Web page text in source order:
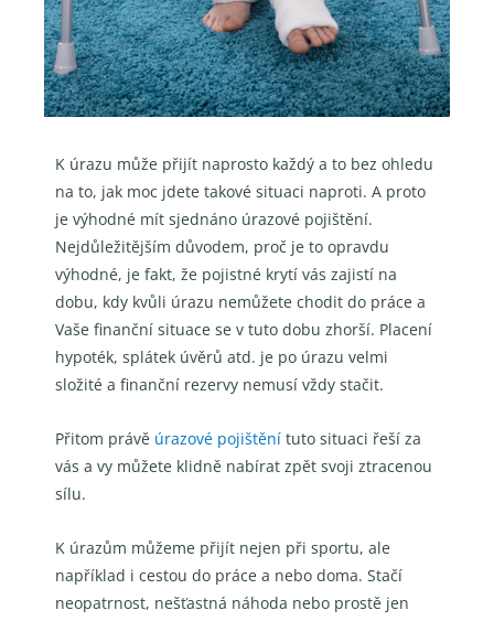
K úrazu může přijít naprosto každý a to bez ohledu
na to, jak moc jdete takové situaci naproti. A proto
je výhodné mít sjednáno úrazové pojištění.
Nejdůležitějším důvodem, proč je to opravdu
výhodné, je fakt, že pojistné krytí vás zajistí na
dobu, kdy kvůli úrazu nemůžete chodit do práce a
Vaše finanční situace se v tuto dobu zhorší. Placení
hypoték, splátek úvěrů atd. je po úrazu velmi
složité a finanční rezervy nemusí vždy stačit.
Přitom právě úrazové pojištění tuto situaci řeší za
vás a vy můžete klidně nabírat zpět svoji ztracenou
sílu.
K úrazům můžeme přijít nejen při sportu, ale
například i cestou do práce a nebo doma. Stačí
neopatrnost, nešťastná náhoda nebo prostě jen